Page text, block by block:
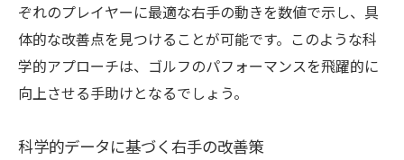
ぞれのプレイヤーに最適な右手の動きを数値で示し、具
体的な改善点を見つけることが可能です。このような科
学的アプローチは、ゴルフのパフォーマンスを飛躍的に
向上させる手助けとなるでしょう。
科学的データに基づく右手の改善策